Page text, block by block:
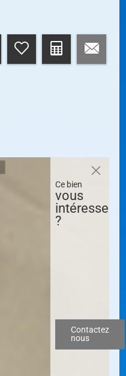
Ce bien
vous
intéresse
?
Contactez
nous